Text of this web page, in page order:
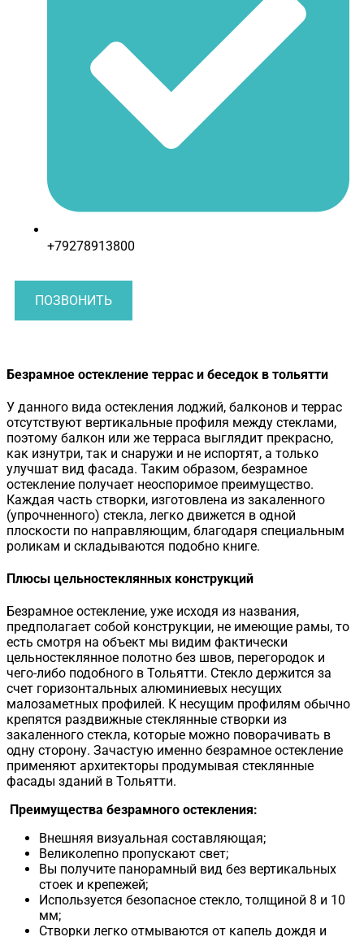
+79278913800
ПОЗВОНИТЬ
Безрамное остекление террас и беседок в тольятти
У данного вида остекления лоджий, балконов и террас
отсутствуют вертикальные профиля между стеклами,
поэтому балкон или же терраса выглядит прекрасно,
как изнутри, так и снаружи и не испортят, а только
улучшат вид фасада. Таким образом, безрамное
остекление получает неоспоримое преимущество.
Каждая часть створки, изготовлена из закаленного
(упрочненного) стекла, легко движется в одной
плоскости по направляющим, благодаря специальным
роликам и складываются подобно книге.
Плюсы цельностеклянных конструкций
Безрамное остекление, уже исходя из названия,
предполагает собой конструкции, не имеющие рамы, то
есть смотря на объект мы видим фактически
цельностеклянное полотно без швов, перегородок и
чего-либо подобного в Тольятти. Стекло держится за
счет горизонтальных алюминиевых несущих
малозаметных профилей. К несущим профилям обычно
крепятся раздвижные стеклянные створки из
закаленного стекла, которые можно поворачивать в
одну сторону. Зачастую именно безрамное остекление
применяют архитекторы продумывая стеклянные
фасады зданий в Тольятти.
Преимущества безрамного остекления:
Внешняя визуальная составляющая;
Великолепно пропускают свет;
Вы получите панорамный вид без вертикальных
стоек и крепежей;
Используется безопасное стекло, толщиной 8 и 10
мм;
Створки легко отмываются от капель дождя и